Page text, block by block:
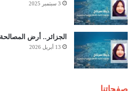
3 سبتمبر 2025
الجزائر.. أرض
13 أبريل 2026